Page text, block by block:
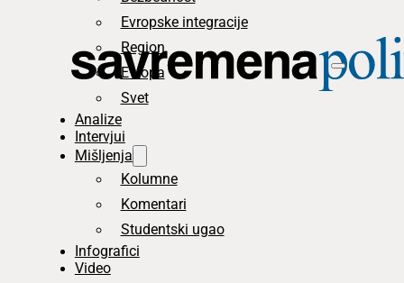
Evropske integracije
Region
Evropa
Svet
Analize
Intervjui
Mišljenja
Kolumne
Komentari
Studentski ugao
Infografici
Video